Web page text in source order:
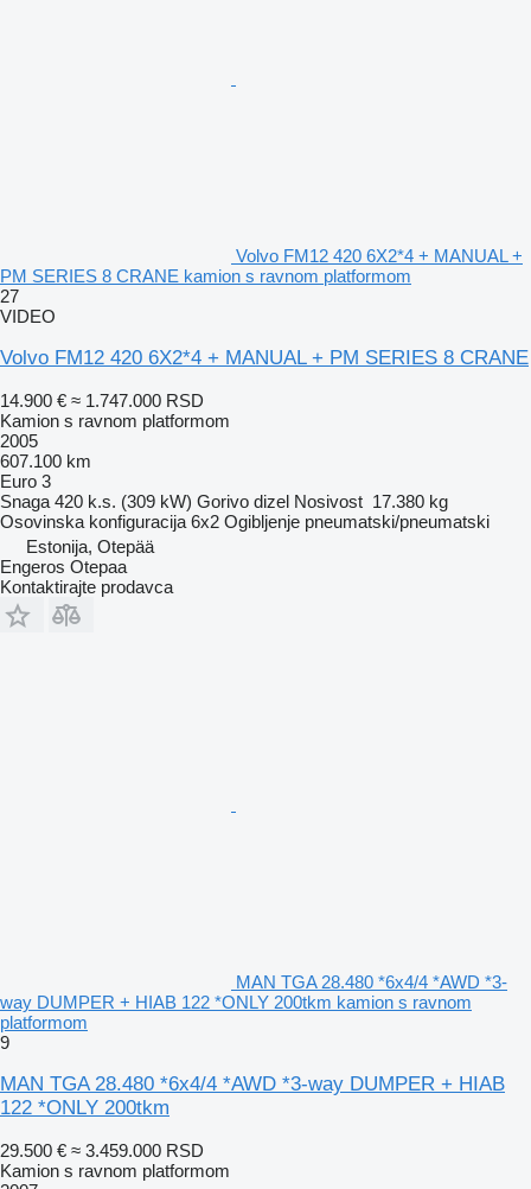
Volvo FM12 420 6X2*4 + MANUAL +
PM SERIES 8 CRANE kamion s ravnom platformom
27
VIDEO
Volvo FM12 420 6X2*4 + MANUAL + PM SERIES 8 CRANE
14.900 € ≈ 1.747.000 RSD
Kamion s ravnom platformom
2005
607.100 km
Euro 3
Snaga 420 k.s. (309 kW) Gorivo dizel Nosivost 17.380 kg
Osovinska konfiguracija 6x2 Ogibljenje pneumatski/pneumatski
Estonija, Otepää
Engeros Otepaa
Kontaktirajte prodavca
MAN TGA 28.480 *6x4/4 *AWD *3-
way DUMPER + HIAB 122 *ONLY 200tkm kamion s ravnom
platformom
9
MAN TGA 28.480 *6x4/4 *AWD *3-way DUMPER + HIAB
122 *ONLY 200tkm
29.500 € ≈ 3.459.000 RSD
Kamion s ravnom platformom